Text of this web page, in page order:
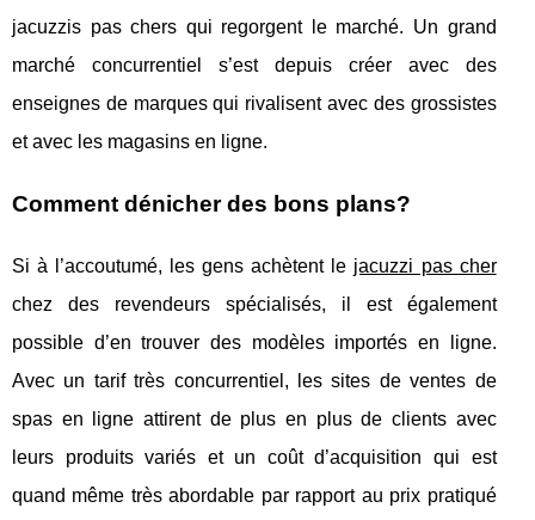
jacuzzis pas chers qui regorgent le marché. Un grand
marché concurrentiel s’est depuis créer avec des
enseignes de marques qui rivalisent avec des grossistes
et avec les magasins en ligne.
Comment dénicher des bons plans?
Si à l’accoutumé, les gens achètent le jacuzzi pas cher
chez des revendeurs spécialisés, il est également
possible d’en trouver des modèles importés en ligne.
Avec un tarif très concurrentiel, les sites de ventes de
spas en ligne attirent de plus en plus de clients avec
leurs produits variés et un coût d’acquisition qui est
quand même très abordable par rapport au prix pratiqué